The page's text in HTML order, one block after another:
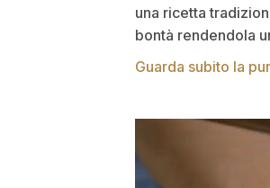
una ricetta
bontà rendendola
Guarda subito la